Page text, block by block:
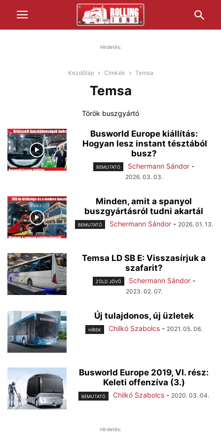
Hirdetés:
Kezdőlap Címkék Temsa
Temsa
Török buszgyártó
Busworld Europe kiállítás:
Hogyan lesz instant tésztából
busz?
BEMUTATÓ Schermann Sándor -
2026. 03. 03.
Minden, amit a spanyol
buszgyártásról tudni akartál
BEMUTATÓ Schermann Sándor - 2026. 01. 13.
Temsa LD SB E: Visszasírjuk a
szafarit?
ZÖLD JÖVŐ Schermann Sándor -
2023. 02. 07.
Új tulajdonos, új üzletek
HÍREK Chilkó Szabolcs - 2021. 05. 06.
Busworld Europe 2019, VI. rész:
Keleti offenzíva (3.)
BEMUTATÓ Chilkó Szabolcs - 2020. 03. 04.
Hirdetés: